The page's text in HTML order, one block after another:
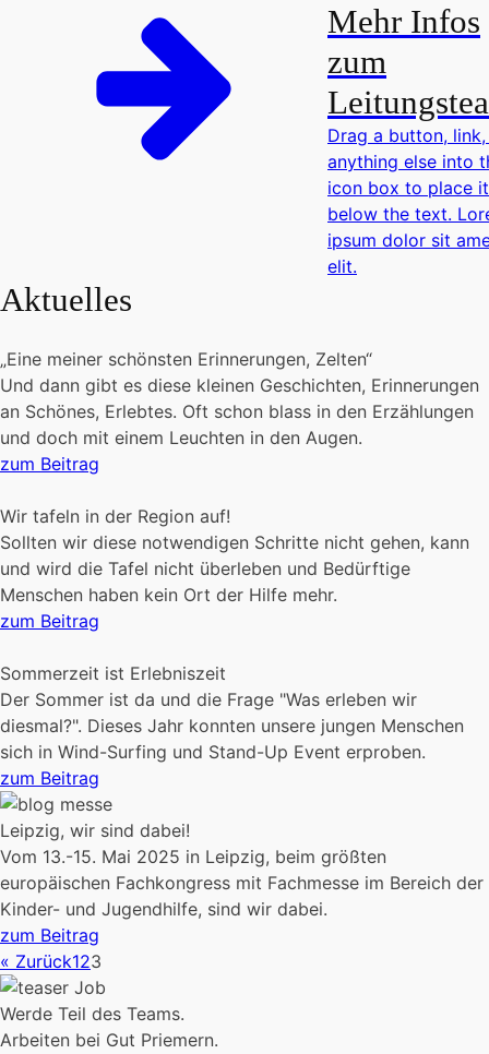
Mehr Infos
zum
Drag a button,
anything else into
icon box to place it
below the text.
ipsum dolor sit
elit.
Aktuelles
„Eine meiner schönsten Erinnerungen, Zelten“
Und dann gibt es diese kleinen Geschichten, Erinnerungen
an Schönes, Erlebtes. Oft schon blass in den Erzählungen
und doch mit einem Leuchten in den Augen.
zum Beitrag
Wir tafeln in der Region auf!
Sollten wir diese notwendigen Schritte nicht gehen, kann
und wird die Tafel nicht überleben und Bedürftige
Menschen haben kein Ort der Hilfe mehr.
zum Beitrag
Sommerzeit ist Erlebniszeit
Der Sommer ist da und die Frage "Was erleben wir
diesmal?". Dieses Jahr konnten unsere jungen Menschen
sich in Wind-Surfing und Stand-Up Event erproben.
zum Beitrag
Leipzig, wir sind dabei!
Vom 13.-15. Mai 2025 in Leipzig, beim größten
europäischen Fachkongress mit Fachmesse im Bereich der
Kinder- und Jugendhilfe, sind wir dabei.
zum Beitrag
« Zurück123
Werde Teil des Teams.
Arbeiten bei Gut Priemern.